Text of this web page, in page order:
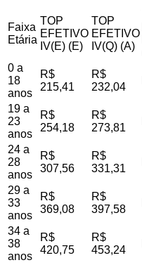
Faixa
Etária
TOP
EFETIVO
IV(E) (E)
TOP
EFETIVO
IV(Q) (A)
0 a
18
anos
R$
215,41
R$
232,04
19 a
23
anos
R$
254,18
R$
273,81
24 a
28
anos
R$
307,56
R$
331,31
29 a
33
anos
R$
369,08
R$
397,58
34 a
38
anos
R$
420,75
R$
453,24